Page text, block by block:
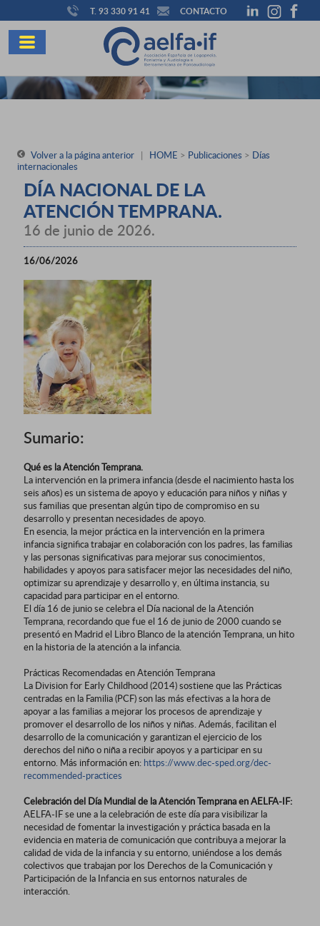
T. 93 330 91 41 CONTACTO
Volver a la página anterior | HOME > Publicaciones > Días
internacionales
DÍA NACIONAL DE LA
ATENCIÓN TEMPRANA.
16 de junio de 2026.
16/06/2026
Sumario:
Qué es la Atención Temprana.
La intervención en la primera infancia (desde el nacimiento hasta los
seis años) es un sistema de apoyo y educación para niños y niñas y
sus familias que presentan algún tipo de compromiso en su
desarrollo y presentan necesidades de apoyo.
En esencia, la mejor práctica en la intervención en la primera
infancia significa trabajar en colaboración con los padres, las familias
y las personas significativas para mejorar sus conocimientos,
habilidades y apoyos para satisfacer mejor las necesidades del niño,
optimizar su aprendizaje y desarrollo y, en última instancia, su
capacidad para participar en el entorno.
El día 16 de junio se celebra el Día nacional de la Atención
Temprana, recordando que fue el 16 de junio de 2000 cuando se
presentó en Madrid el Libro Blanco de la atención Temprana, un hito
en la historia de la atención a la infancia.
Prácticas Recomendadas en Atención Temprana
La Division for Early Childhood (2014) sostiene que las Prácticas
centradas en la Familia (PCF) son las más efectivas a la hora de
apoyar a las familias a mejorar los procesos de aprendizaje y
promover el desarrollo de los niños y niñas. Además, facilitan el
desarrollo de la comunicación y garantizan el ejercicio de los
derechos del niño o niña a recibir apoyos y a participar en su
entorno. Más información en: https://www.dec-sped.org/dec-
recommended-practices
Celebración del Día Mundial de la Atención Temprana en AELFA-IF:
AELFA-IF se une a la celebración de este día para visibilizar la
necesidad de fomentar la investigación y práctica basada en la
evidencia en materia de comunicación que contribuya a mejorar la
calidad de vida de la infancia y su entorno, uniéndose a los demás
colectivos que trabajan por los Derechos de la Comunicación y
Participación de la Infancia en sus entornos naturales de
interacción.